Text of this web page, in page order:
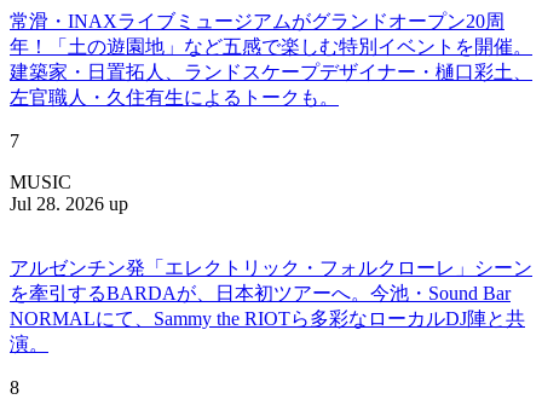
常滑・INAXライブミュージアムがグランドオープン20周
年！「土の遊園地」など五感で楽しむ特別イベントを開催。
建築家・日置拓人、ランドスケープデザイナー・樋口彩土、
左官職人・久住有生によるトークも。
7
MUSIC
Jul 28. 2026 up
アルゼンチン発「エレクトリック・フォルクローレ」シーン
を牽引するBARDAが、日本初ツアーへ。今池・Sound Bar
NORMALにて、Sammy the RIOTら多彩なローカルDJ陣と共
演。
8